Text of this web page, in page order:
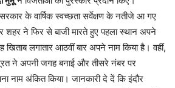
के वार्षिक स्वच्छता सर्वेक्षण के नतीजे आ गए
ने फिर से बाजी मारते हुए पहला स्थान अपने
खिताब लगातार आठवीं बार अपने नाम किया है। वहीं,
ने अपनी जगह बनाई और तीसरे नंबर पर
नाम अंकित किया। जानकारी दे दें कि इंदौर